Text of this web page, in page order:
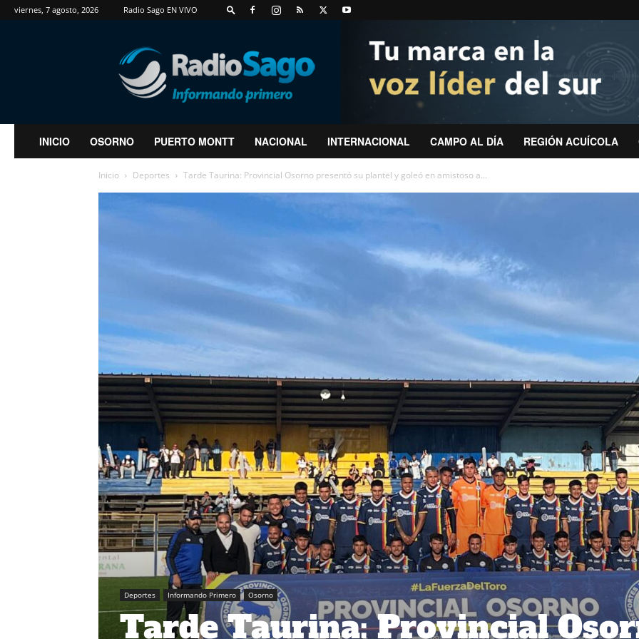
viernes, 7 agosto, 2026 Radio Sago EN VIVO
RadioSago
INICIO OSORNO PUERTO MONTT NACIONAL INTERNACIONAL CAMPO AL DÍA REGIÓN ACUÍCOLA
Inicio Deportes Tarde Taurina: Provincial Osorno presentó su plantel y goleó en amistoso a...
Deportes Informando Primero Osorno
Tarde Taurina: Provincial